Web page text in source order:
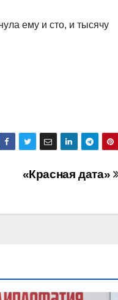
ему и сто, и тысячу
«Красная дата»